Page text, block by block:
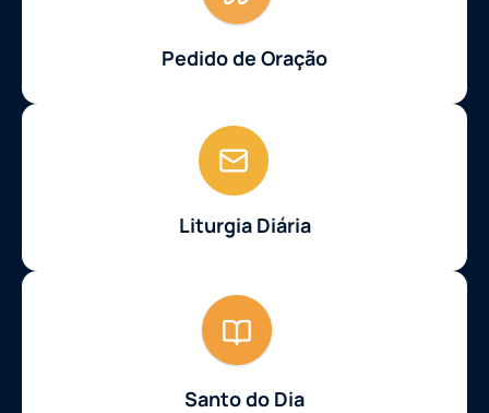
Pedido de Oração
Liturgia Diária
Santo do Dia